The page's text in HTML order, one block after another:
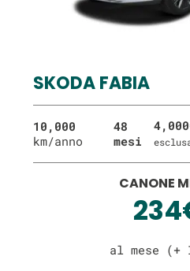
SKODA FABIA
10,000
km/anno
48
mesi
CANONE
al mese (+